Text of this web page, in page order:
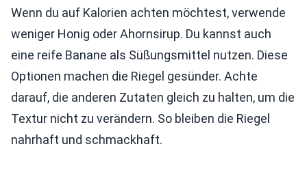
Wenn du auf Kalorien achten möchtest, verwende
weniger Honig oder Ahornsirup. Du kannst auch
eine reife Banane als Süßungsmittel nutzen. Diese
Optionen machen die Riegel gesünder. Achte
darauf, die anderen Zutaten gleich zu halten, um die
Textur nicht zu verändern. So bleiben die Riegel
nahrhaft und schmackhaft.